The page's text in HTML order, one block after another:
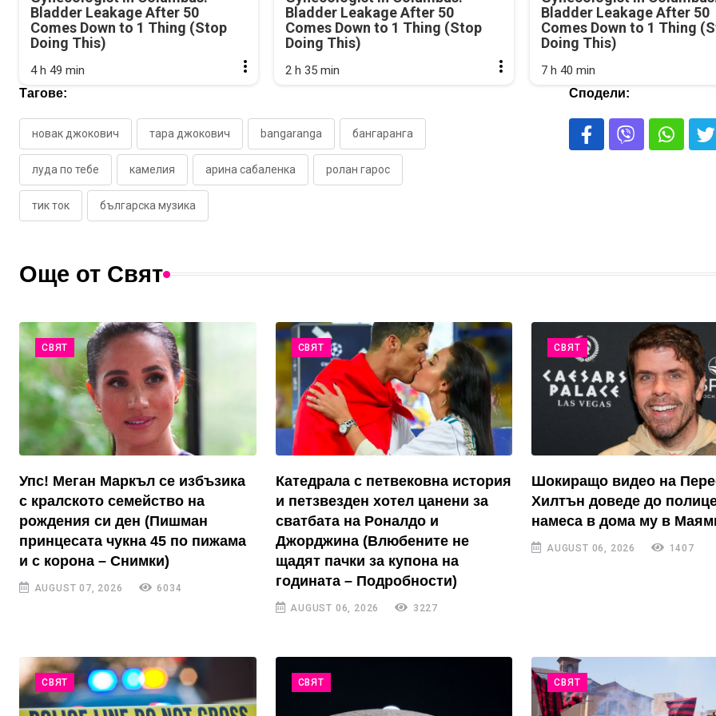
Bladder Leakage After 50
Comes Down to 1 Thing (Stop
Doing This)
4 h 49 min
Bladder Leakage After 50
Comes Down to 1 Thing (Stop
Doing This)
2 h 35 min
Bladder Leakage After 50
Comes Down to 1 Thing
Doing This)
7 h 40 min
Тагове:
новак джокович тара джокович bangaranga бангаранга
луда по тебе камелия арина сабаленка ролан гарос
тик ток българска музика
Сподели:
Още от Свят
СВЯТ
Упс! Меган Маркъл се избъзика
с кралското семейство на
рождения си ден (Пишман
принцесата чукна 45 по пижама
и с корона – Снимки)
AUGUST 07, 2026 6034
СВЯТ
Катедрала с петвековна история
и петзвезден хотел цанени за
сватбата на Роналдо и
Джорджина (Влюбените не
щадят пачки за купона на
годината – Подробности)
AUGUST 06, 2026 3227
СВЯТ
Шокиращо видео на
Хилтън доведе до
намеса в дома му в
AUGUST 06, 2026 1407
СВЯТ СВЯТ СВЯТ